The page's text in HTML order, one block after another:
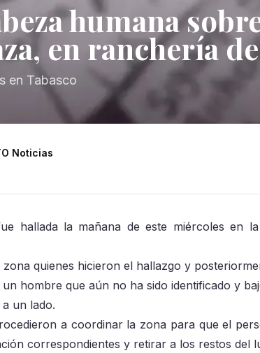
humana
en ranchería
en Tabasco
Noticias
hallada la mañana de este miércoles en
quienes hicieron el hallazgo y
hombre que aún no ha sido identificado y
un lado.
a coordinar la zona para que el
correspondientes y retirar a los restos del